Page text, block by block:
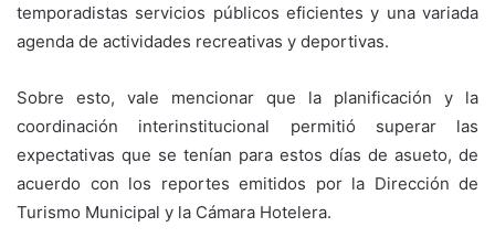
temporadistas servicios públicos eficientes y una variada
agenda de actividades recreativas y deportivas.
Sobre esto, vale mencionar que la planificación y la
coordinación interinstitucional permitió superar las
expectativas que se tenían para estos días de asueto, de
acuerdo con los reportes emitidos por la Dirección de
Turismo Municipal y la Cámara Hotelera.